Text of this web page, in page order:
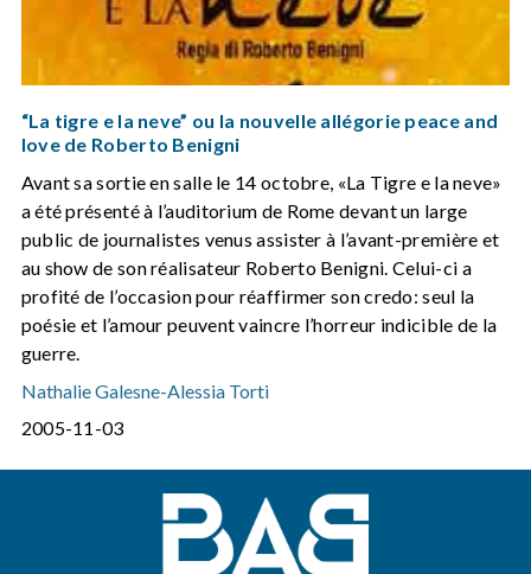
“La tigre e la neve” ou la nouvelle allégorie peace and
love de Roberto Benigni
Avant sa sortie en salle le 14 octobre, «La Tigre e la neve»
a été présenté à l’auditorium de Rome devant un large
public de journalistes venus assister à l’avant-première et
au show de son réalisateur Roberto Benigni. Celui-ci a
profité de l’occasion pour réaffirmer son credo: seul la
poésie et l’amour peuvent vaincre l’horreur indicible de la
guerre.
Nathalie Galesne-Alessia Torti
2005-11-03